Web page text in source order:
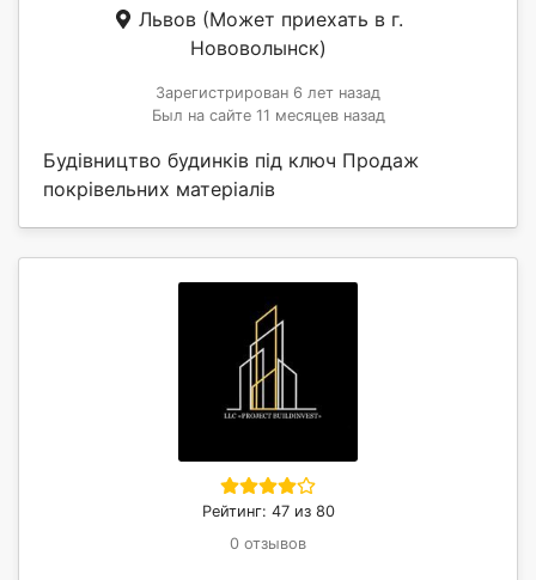
Львов (Может приехать в г.
Нововолынск)
Зарегистрирован 6 лет назад
Был на сайте 11 месяцев назад
Будівництво будинків під ключ Продаж
покрівельних матеріалів
Рейтинг: 47 из 80
0 отзывов